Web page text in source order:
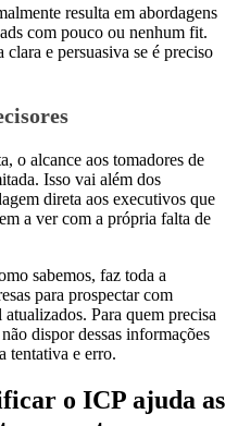
resulta em abordagens
com pouco ou nenhum fit.
e persuasiva se é preciso
o alcance aos tomadores de
Isso vai além dos
direta aos executivos que
a ver com a própria falta de
sabemos, faz toda a
para prospectar com
Para quem precisa
dispor dessas informações
tentativa e erro.
o ICP ajuda as